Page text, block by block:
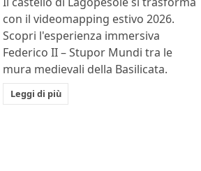
con il videomapping estivo 2026.
Scopri l'esperienza immersiva
Federico II – Stupor Mundi tra le
mura medievali della Basilicata.
Leggi di più